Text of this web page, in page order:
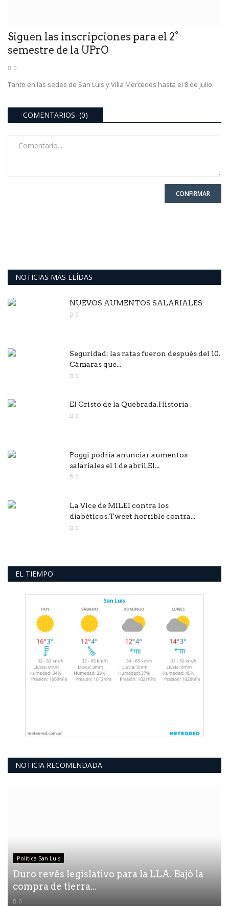
Siguen las inscripciones para el 2°
semestre de la UPrO
0
Tanto en las sedes de San Luis y Villa Mercedes hasta el 8 de julio.
COMENTARIOS (0)
CONFIRMAR
NOTICIAS MAS LEÍDAS
NUEVOS AUMENTOS SALARIALES
0
Seguridad: las ratas fueron después del 10.
Cámaras que...
0
El Cristo de la Quebrada.Historia .
0
Poggi podría anunciar aumentos
salariales el 1 de abril.El...
0
La Vice de MILEI contra los
diabéticos.Tweet horrible contra...
0
EL TIEMPO
NOTICIA RECOMENDADA
Política San Luis
Duro revés legislativo para la LLA. Bajó la
compra de tierra...
0